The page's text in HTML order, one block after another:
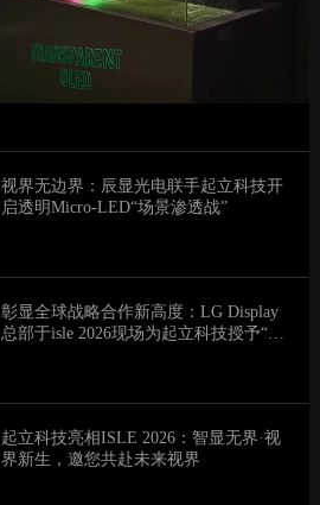
视界无边界：辰显光电联手起立科技开
启透明Micro-LED“场景渗透战”
彰显全球战略合作新高度：LG Display
总部于isle 2026现场为起立科技授予“透
起立科技亮相ISLE 2026：智显无界·视
界新生，邀您共赴未来视界